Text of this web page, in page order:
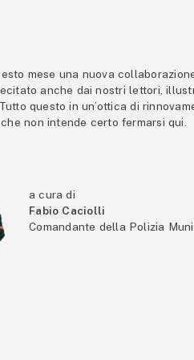
mese una nuova
anche dai nostri lettori,
questo in un’ottica di
che non intende certo fermarsi qui.
a cura di
Fabio Caciolli
Comandante della Polizia